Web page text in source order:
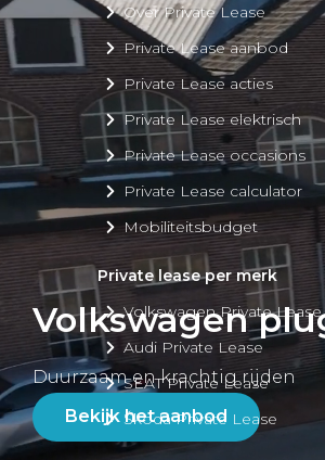
Over Private Lease
Private Lease aanbod
Private Lease acties
Private Lease elektrisch
Private Lease occasions
Private Lease calculator
Mobiliteitsbudget
Private lease per merk
Volkswagen Private Lease
Audi Private Lease
SEAT Private Lease
Škoda Private Lease
Volkswagen
Duurzaam en krachtig rijden
Bekijk het aanbod